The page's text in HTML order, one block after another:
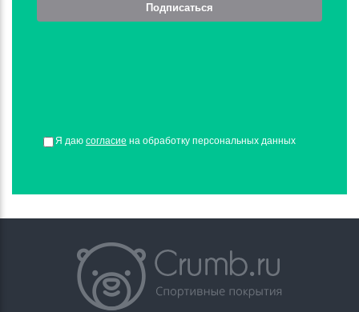
Подписаться
Я даю согласие на обработку персональных данных